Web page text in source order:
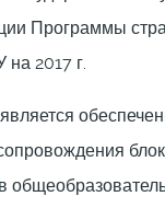
Программы
на 2017 г.